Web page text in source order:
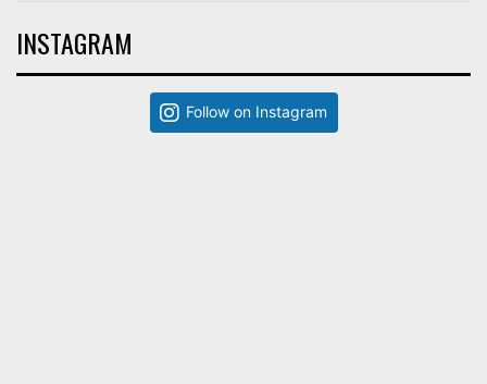
INSTAGRAM
Follow on Instagram